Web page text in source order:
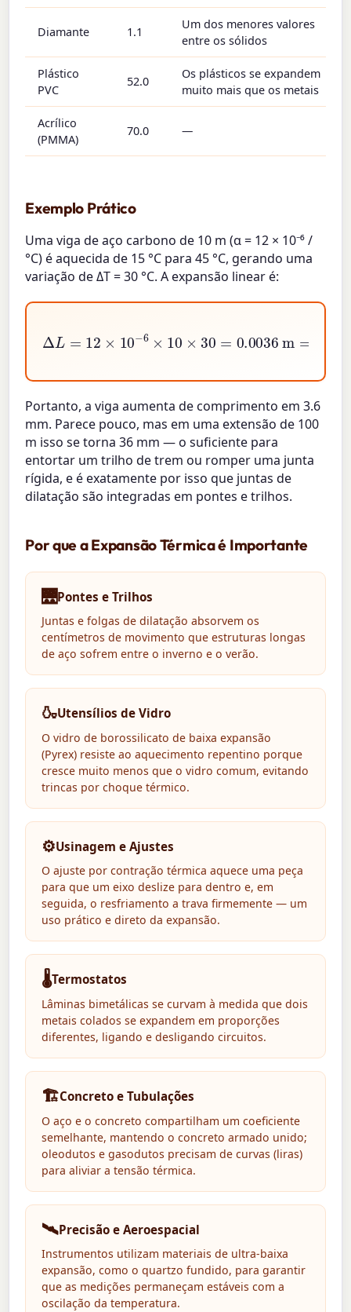
Diamante 1.1
Um dos menores valores
entre os sólidos
Plástico
PVC
52.0
Os plásticos se expandem
muito mais que os metais
Acrílico
(PMMA)
70.0 —
Exemplo Prático
Uma viga de aço carbono de 10 m (α = 12 × 10⁻⁶ /
°C) é aquecida de 15 °C para 45 °C, gerando uma
variação de ΔT = 30 °C. A expansão linear é:
Δ L= ×10 − 6×10 × 30=0.0036 m=3.6
Portanto, a viga aumenta de comprimento em 3.6
mm. Parece pouco, mas em uma extensão de 100
m isso se torna 36 mm — o suficiente para
entortar um trilho de trem ou romper uma junta
rígida, e é exatamente por isso que juntas de
dilatação são integradas em pontes e trilhos.
Por que a Expansão Térmica é Importante
🌉Pontes e Trilhos
Juntas e folgas de dilatação absorvem os
centímetros de movimento que estruturas longas
de aço sofrem entre o inverno e o verão.
🍶Utensílios de Vidro
O vidro de borossilicato de baixa expansão
(Pyrex) resiste ao aquecimento repentino porque
cresce muito menos que o vidro comum, evitando
trincas por choque térmico.
⚙️Usinagem e Ajustes
O ajuste por contração térmica aquece uma peça
para que um eixo deslize para dentro e, em
seguida, o resfriamento a trava firmemente — um
uso prático e direto da expansão.
🌡️Termostatos
Lâminas bimetálicas se curvam à medida que dois
metais colados se expandem em proporções
diferentes, ligando e desligando circuitos.
🏗️Concreto e Tubulações
O aço e o concreto compartilham um coeficiente
semelhante, mantendo o concreto armado unido;
oleodutos e gasodutos precisam de curvas (liras)
para aliviar a tensão térmica.
🛰️Precisão e Aeroespacial
Instrumentos utilizam materiais de ultra-baixa
expansão, como o quartzo fundido, para garantir
que as medições permaneçam estáveis com a
oscilação da temperatura.